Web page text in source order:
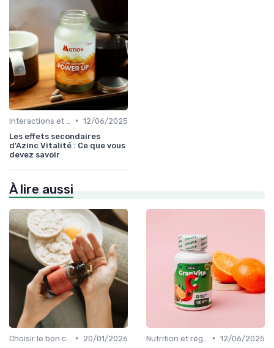
• 12/06/2025
Les effets secondaires
d'Azinc Vitalité : Ce que vous
devez savoir
À lire aussi
•
20/01/2026
• 12/06/2025